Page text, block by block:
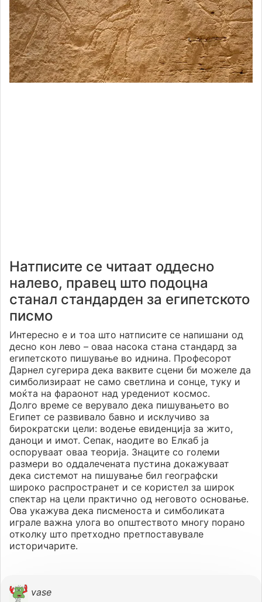
Натписите се читаат оддесно
налево, правец што подоцна
станал стандарден за египетското
писмо
Интересно е и тоа што натписите се напишани од
десно кон лево – оваа насока стана стандард за
египетското пишување во иднина. Професорот
Дарнел сугерира дека ваквите сцени би можеле да
симболизираат не само светлина и сонце, туку и
моќта на фараонот над уредениот космос.
Долго време се верувало дека пишувањето во
Египет се развивало бавно и исклучиво за
бирократски цели: водење евиденција за жито,
даноци и имот. Сепак, наодите во Елкаб ја
оспоруваат оваа теорија. Знаците со големи
размери во оддалечената пустина докажуваат
дека системот на пишување бил географски
широко распространет и се користел за широк
спектар на цели практично од неговото основање.
Ова укажува дека писменоста и симболиката
играле важна улога во општеството многу порано
отколку што претходно претпоставувале
историчарите.
vase